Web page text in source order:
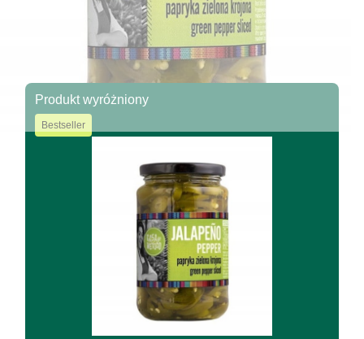
Produkt wyróżniony
Bestseller